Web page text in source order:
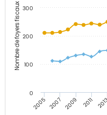
Nombre de foyers fiscaux
2005 2007 2009 2011
0
100
200
300